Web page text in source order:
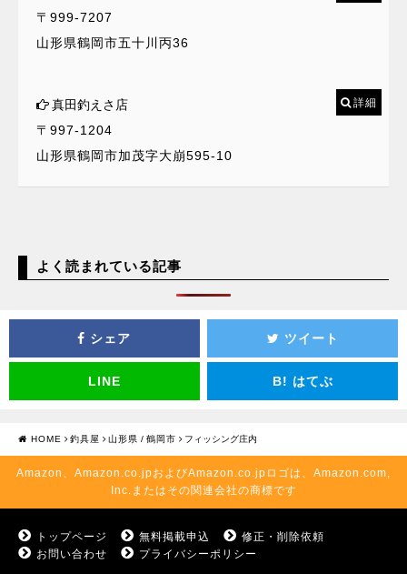
〒999-7207
山形県鶴岡市五十川丙36
真田釣えさ店
〒997-1204
山形県鶴岡市加茂字大崩595-10
詳細
よく読まれている記事
シェア ツイート
LINE B! はてぶ
HOME 釣具屋 山形県 / 鶴岡市 フィッシング庄内
Amazon、Amazon.co.jpおよびAmazon.co.jpロゴは、Amazon.com,
Inc.またはその関連会社の商標です
トップページ 無料掲載申込
修正・削除依頼
お問い合わせ
プライバシーポリシー